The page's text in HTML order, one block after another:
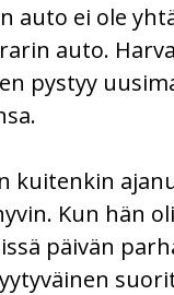
auto ei ole
auto.
pystyy
kuitenkin
Kun hän
päivän